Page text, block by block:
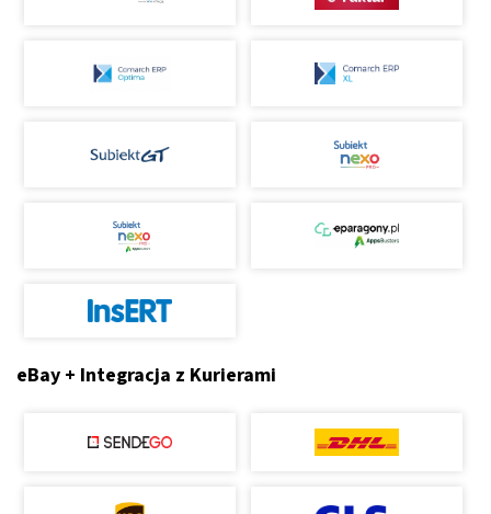
eBay + Integracja z Kurierami